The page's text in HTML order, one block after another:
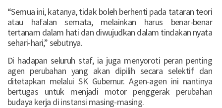
“Semua ini, katanya, tidak boleh berhenti pada tataran teori
atau hafalan semata, melainkan harus benar-benar
tertanam dalam hati dan diwujudkan dalam tindakan nyata
sehari-hari,” sebutnya.
Di hadapan seluruh staf, ia juga menyoroti peran penting
agen perubahan yang akan dipilih secara selektif dan
ditetapkan melalui SK Gubernur. Agen-agen ini nantinya
bertugas untuk menjadi motor penggerak perubahan
budaya kerja di instansi masing-masing.